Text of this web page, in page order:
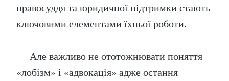
правосуддя та юридичної підтримки стають
ключовими елементами їхньої роботи.
Але важливо не ототожнювати поняття
«лобізм» і «адвокація» адже остання